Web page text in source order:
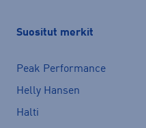
Suositut merkit
Peak Performance
Helly Hansen
Halti